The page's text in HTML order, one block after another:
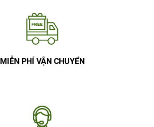
MIỄN PHÍ VẬN CHUYỂN